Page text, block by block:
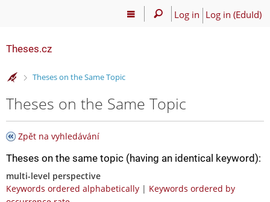
Log in Log in (EduId)
Theses.cz
>
Theses on the Same Topic
Theses on the Same Topic
Zpět na vyhledávání
Theses on the same topic (having an identical keyword):
multi-level perspective
Keywords ordered alphabetically | Keywords ordered by